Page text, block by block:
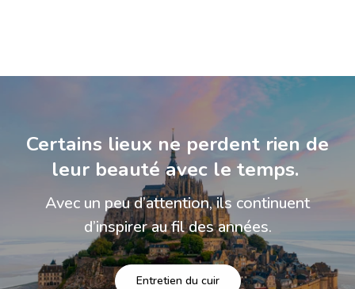
Certains lieux ne perdent rien de
leur beauté avec le temps.
Avec un peu d’attention, ils continuent
d’inspirer au fil des années.
Entretien du cuir